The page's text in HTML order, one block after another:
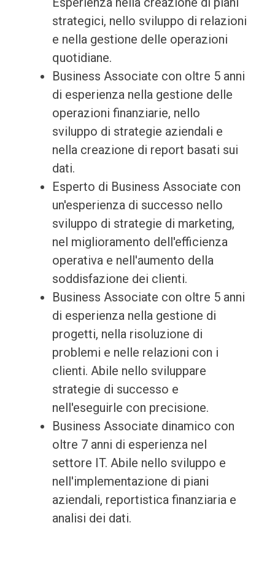
strategici, nello sviluppo di relazioni
e nella gestione delle operazioni
quotidiane.
Business Associate con oltre 5 anni
di esperienza nella gestione delle
operazioni finanziarie, nello
sviluppo di strategie aziendali e
nella creazione di report basati sui
dati.
Esperto di Business Associate con
un'esperienza di successo nello
sviluppo di strategie di marketing,
nel miglioramento dell'efficienza
operativa e nell'aumento della
soddisfazione dei clienti.
Business Associate con oltre 5 anni
di esperienza nella gestione di
progetti, nella risoluzione di
problemi e nelle relazioni con i
clienti. Abile nello sviluppare
strategie di successo e
nell'eseguirle con precisione.
Business Associate dinamico con
oltre 7 anni di esperienza nel
settore IT. Abile nello sviluppo e
nell'implementazione di piani
aziendali, reportistica finanziaria e
analisi dei dati.